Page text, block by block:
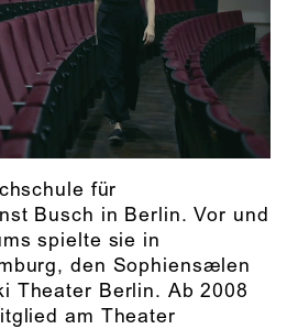
für
Busch in Berlin. Vor und
spielte sie in
den Sophiensælen
Theater Berlin. Ab 2008
am Theater